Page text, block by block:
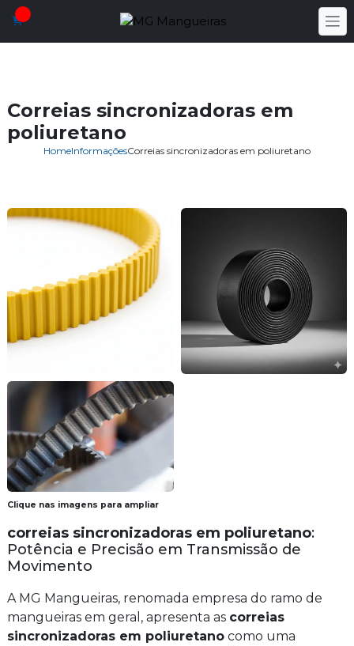
HomeInformaçõesCorreias sincronizadoras em poliuretano
Correias sincronizadoras em
poliuretano
Clique nas imagens para ampliar
correias sincronizadoras em poliuretano:
Potência e Precisão em Transmissão de
Movimento
A MG Mangueiras, renomada empresa do ramo de
mangueiras em geral, apresenta as correias
sincronizadoras em poliuretano como uma